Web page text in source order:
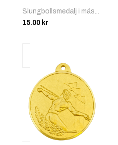
Slungbollsmedalj i mäs...
15.00 kr